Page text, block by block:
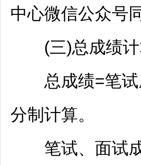
中心微信公众号
(三)总成绩计
总成绩=笔试
分制计算。
笔试、面试成